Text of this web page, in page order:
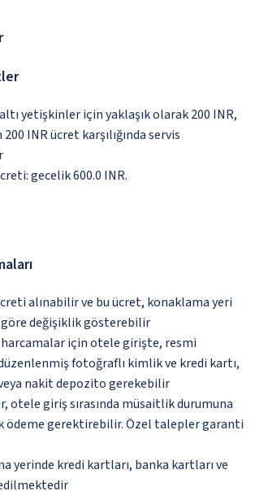
yetişkinler için yaklaşık olarak 200 INR,
INR ücret karşılığında servis
gecelik 600.0 INR.
alınabilir ve bu ücret, konaklama yeri
değişiklik gösterebilir
harcamalar için otele girişte, resmi
fotoğraflı kimlik ve kredi kartı,
nakit depozito gerekebilir
otele giriş sırasında müsaitlik durumuna
ödeme gerektirebilir. Özel talepler garanti
yerinde kredi kartları, banka kartları ve